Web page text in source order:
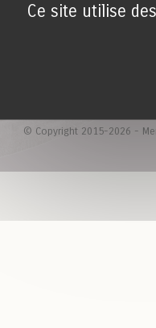
© Copyright 2015-2026 -
Ce site utilise